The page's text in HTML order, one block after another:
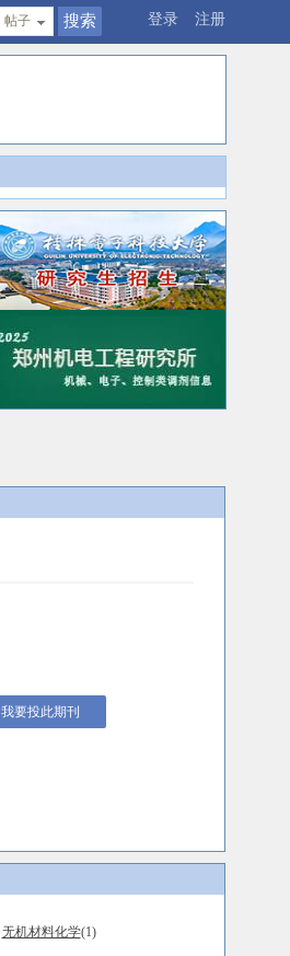
登录 注册
帖子
我要投此期刊
无机材料化学(1)